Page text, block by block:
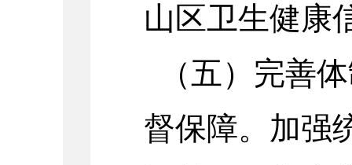
山区卫生健康
（五）完善
督保障。加强